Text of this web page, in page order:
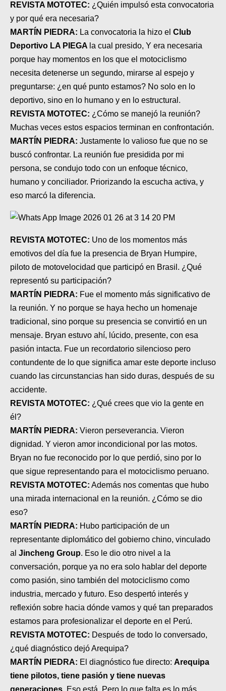
MOTOS HERO PERÚ
MOTOS HAOJUE PERÚ
MOTOS BENELLI PERÚ
MOTOS ZONGSHEN PERÚ
REVISTA MOTOTEC: ¿Quién impulsó esta convocatoria
y por qué era necesaria?
MARTÍN PIEDRA: La convocatoria la hizo el Club
Deportivo LA PIEGA la cual presido, Y era necesaria
porque hay momentos en los que el motociclismo
necesita detenerse un segundo, mirarse al espejo y
preguntarse: ¿en qué punto estamos? No solo en lo
deportivo, sino en lo humano y en lo estructural.
REVISTA MOTOTEC: ¿Cómo se manejó la reunión?
Muchas veces estos espacios terminan en confrontación.
MARTÍN PIEDRA: Justamente lo valioso fue que no se
buscó confrontar. La reunión fue presidida por mi
persona, se condujo todo con un enfoque técnico,
humano y conciliador. Priorizando la escucha activa, y
eso marcó la diferencia.
REVISTA MOTOTEC: Uno de los momentos más
emotivos del día fue la presencia de Bryan Humpire,
piloto de motovelocidad que participó en Brasil. ¿Qué
representó su participación?
MARTÍN PIEDRA: Fue el momento más significativo de
la reunión. Y no porque se haya hecho un homenaje
tradicional, sino porque su presencia se convirtió en un
mensaje. Bryan estuvo ahí, lúcido, presente, con esa
pasión intacta. Fue un recordatorio silencioso pero
contundente de lo que significa amar este deporte incluso
cuando las circunstancias han sido duras, después de su
accidente.
REVISTA MOTOTEC: ¿Qué crees que vio la gente en
él?
MARTÍN PIEDRA: Vieron perseverancia. Vieron
dignidad. Y vieron amor incondicional por las motos.
Bryan no fue reconocido por lo que perdió, sino por lo
que sigue representando para el motociclismo peruano.
REVISTA MOTOTEC: Además nos comentas que hubo
una mirada internacional en la reunión. ¿Cómo se dio
eso?
MARTÍN PIEDRA: Hubo participación de un
representante diplomático del gobierno chino, vinculado
al Jincheng Group. Eso le dio otro nivel a la
conversación, porque ya no era solo hablar del deporte
como pasión, sino también del motociclismo como
industria, mercado y futuro. Eso despertó interés y
reflexión sobre hacia dónde vamos y qué tan preparados
estamos para profesionalizar el deporte en el Perú.
REVISTA MOTOTEC: Después de todo lo conversado,
¿qué diagnóstico dejó Arequipa?
MARTÍN PIEDRA: El diagnóstico fue directo: Arequipa
tiene pilotos, tiene pasión y tiene nuevas